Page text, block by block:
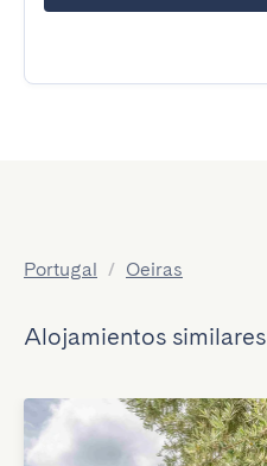
Portugal / Oeiras
Alojamientos similares